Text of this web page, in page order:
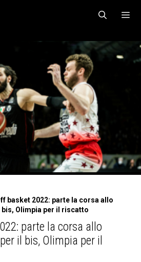
MENU
basket 2022: parte la corsa allo
Olimpia per il riscatto
parte la corsa allo
il bis, Olimpia per il